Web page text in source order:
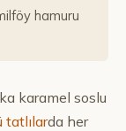
hamuru
karamel soslu
tatlılarda her